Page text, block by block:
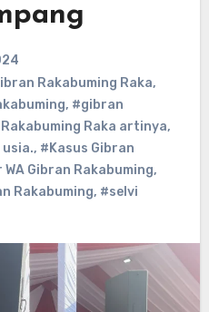
Rakabuming Raka,
, #gibran
Raka artinya,
usia., #Kasus Gibran
WA Gibran Rakabuming,
Rakabuming, #selvi